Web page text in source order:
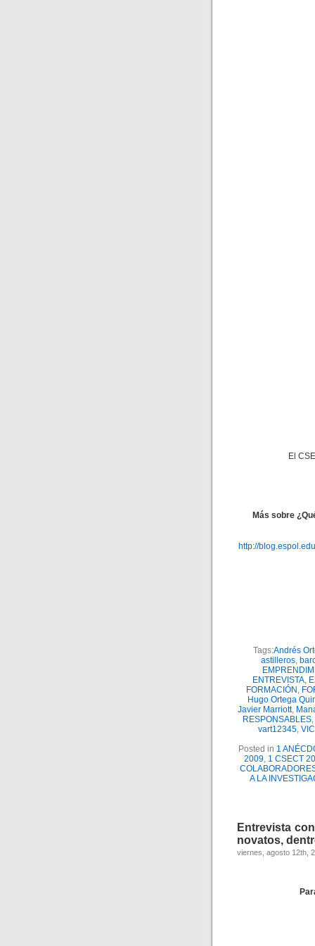
El
Más sobre
http://
Tags:Andrés
astilleros,
ENTREVISTA,
FORMACIÓN ,
Hugo Ortega
Javier Marriott,
RESPONSABLES,
vart12345,
Posted in 1
2009, 1 CSECT
A LA
Entrevista
novatos,
viernes, agosto 12th,